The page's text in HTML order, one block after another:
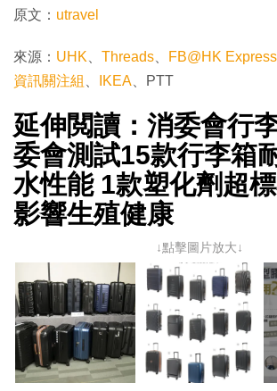
0
0
原文： utravel
來源： UHK Threads
FB@HK
資訊關注組
IKEA 、PTT
延伸閲讀：消委會行
委會測試15款行李箱
水性能 1款塑化劑超
影響生殖健康
↓點擊圖片放大↓